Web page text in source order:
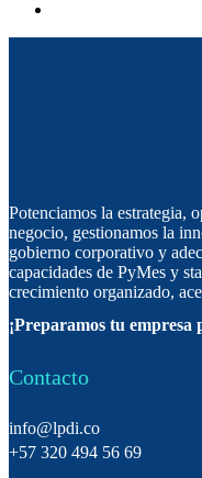
Potenciamos la estrategia,
negocio, gestionamos la
gobierno corporativo y
capacidades de PyMes y
crecimiento organizado,
¡Preparamos tu empresa
Contacto
info@lpdi.co
+57 320 494 56 69